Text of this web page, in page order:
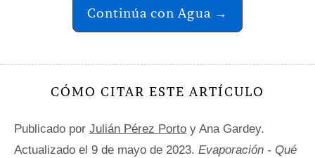
Continúa con Agua →
CÓMO CITAR ESTE ARTÍCULO
Publicado por Julián Pérez Porto y Ana Gardey.
Actualizado el 9 de mayo de 2023. Evaporación - Qué